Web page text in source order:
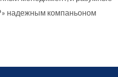
надежным компаньоном